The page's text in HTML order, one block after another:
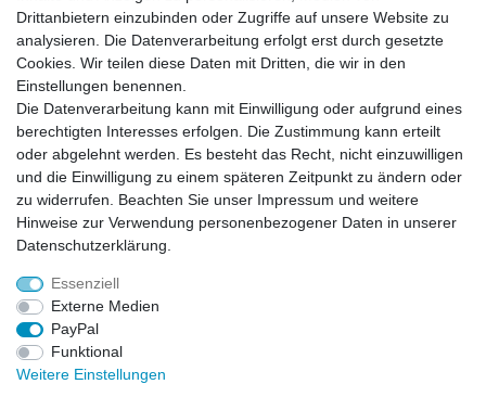
Zahlung
Versand
Batterieverordnung
Im Zusammenhang mit dem Vertrieb von Batterien oder mit der Lieferung von
Geräten, die Batterien enthalten, sind wir verpflichtet, Sie auf folgendes
hinzuweisen:
Sie sind zur Rückgabe gebrauchter Batterien als Endnutzer gesetzlich
verpflichtet. Sie können Altbatterien, die wir als Neubatterien im Sortiment
(Versandadresse) zurückgeben. Die auf den Batterien abgebildeten Symbole
Das Symbol der durchgekreuzten Mülltonne bedeutet, dass die Batterie nicht
in den Hausmüll gegeben werden darf.
Pb = Batterie enthält mehr als 0,004 Masseprozent Blei
Cd = Batterie enthält mehr als 0,002 Masseprozent Cadmium
Hg = Batterie enthält mehr als 0,0005 Masseprozent Quecksilber.
Bitte beachten Sie die vorstehenden Hinweise.
Drittanbietern einzubinden oder Zugriffe auf unsere Website zu
analysieren. Die Datenverarbeitung erfolgt erst durch gesetzte
Cookies. Wir teilen diese Daten mit Dritten, die wir in den
Einstellungen benennen.
Die Datenverarbeitung kann mit Einwilligung oder aufgrund eines
berechtigten Interesses erfolgen. Die Zustimmung kann erteilt
oder abgelehnt werden. Es besteht das Recht, nicht einzuwilligen
und die Einwilligung zu einem späteren Zeitpunkt zu ändern oder
zu widerrufen. Beachten Sie unser Impressum und weitere
Hinweise zur Verwendung personenbezogener Daten in unserer
Daten­schutz­erklärung
Essenziell
Externe Medien
PayPal
Funktional
Weitere Einstellungen